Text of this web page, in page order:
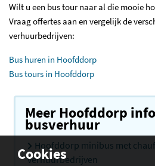
Cookies
Wilt u een bus tour naar al die mooie
Vraag offertes aan en vergelijk de
verhuurbedrijven:
Bus huren in Hoofddorp
Bus tours in Hoofddorp
Meer Hoofddorp
busverhuur
Hoofddorp minibus met
verhuurbedrijven